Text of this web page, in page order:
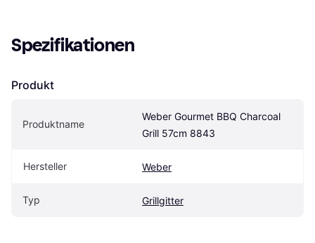
Spezifikationen
Produkt
Produktname
Weber Gourmet BBQ Charcoal
Grill 57cm 8843
Hersteller Weber
Typ Grillgitter